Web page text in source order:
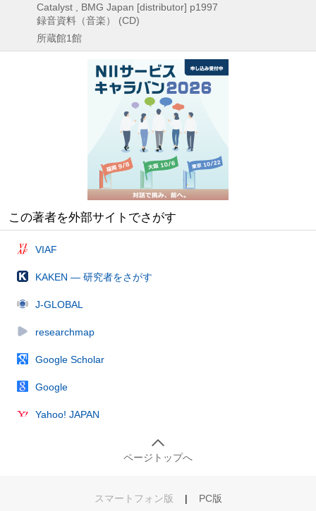
Catalyst , BMG Japan [distributor] p1997
録音資料（音楽） (CD)
所蔵館1館
この著者を外部サイトでさがす
VIAF
KAKEN — 研究者をさがす
J-GLOBAL
researchmap
Google Scholar
Google
Yahoo! JAPAN
ページトップへ
スマートフォン版 | PC版